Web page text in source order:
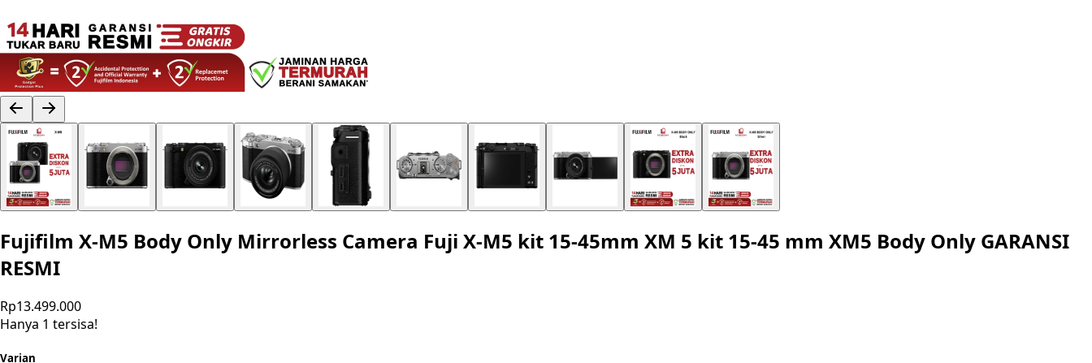
Fujifilm X-M5 Body Only Mirrorless Camera Fuji X-M5 kit 15-45mm XM 5 kit 15-45 mm XM5 Body Only GARANSI
RESMI
Rp13.499.000
Hanya 1 tersisa!
Varian